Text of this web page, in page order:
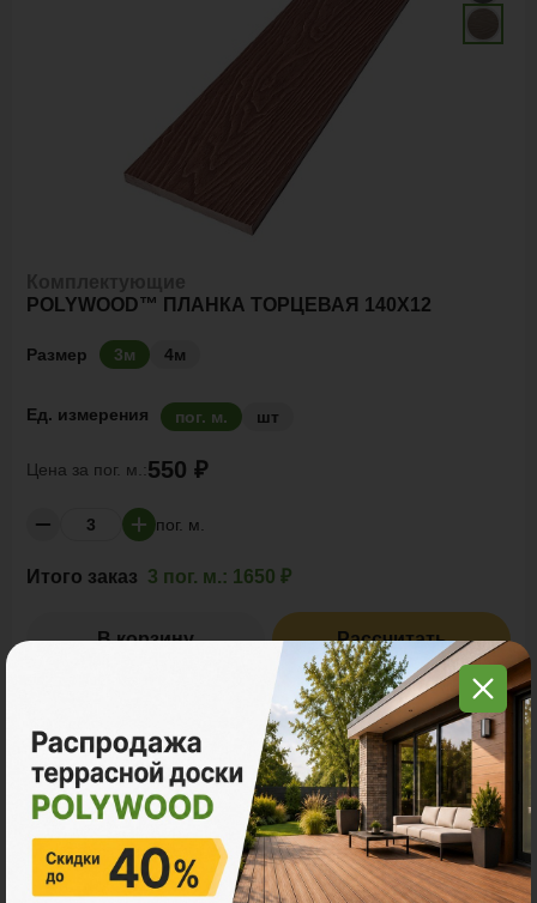
POLYWOOD™ ПЛАНКА ТОРЦЕВАЯ 140Х12
Размер 3м 4м
Ед. измерения пог. м. шт
Цена за пог. м.:550 ₽
пог. м.
Итого заказ 3 пог. м.: 1650 ₽
В корзину Рассчитать